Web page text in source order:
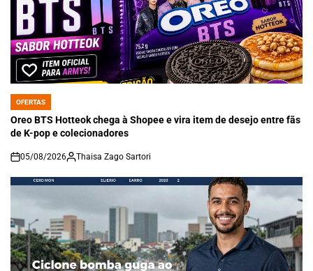
POSTED
IN
OFERTAS
Oreo BTS Hotteok chega à Shopee e vira item de desejo entre fãs
de K-pop e colecionadores
on
05/08/2026 Thaisa Zago Sartori